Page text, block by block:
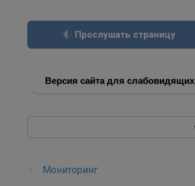
Прослушать страницу
Версия сайта для слабовидящих
Мониторинг